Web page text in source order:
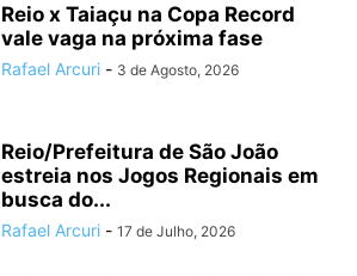
Reio x Taiaçu na Copa Record
vale vaga na próxima fase
Rafael Arcuri - 3 de Agosto, 2026
Reio/Prefeitura de São João
estreia nos Jogos Regionais em
busca do...
Rafael Arcuri - 17 de Julho, 2026